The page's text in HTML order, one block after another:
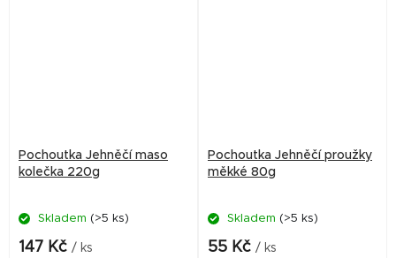
Pochoutka Jehněčí maso
kolečka 220g
Skladem (>5 ks)
147 Kč / ks
Pochoutka Jehněčí proužky
měkké 80g
Skladem (>5 ks)
55 Kč / ks